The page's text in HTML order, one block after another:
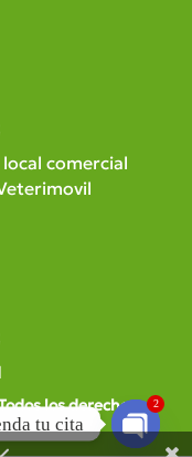
comercial
los derechos
tu cita
2